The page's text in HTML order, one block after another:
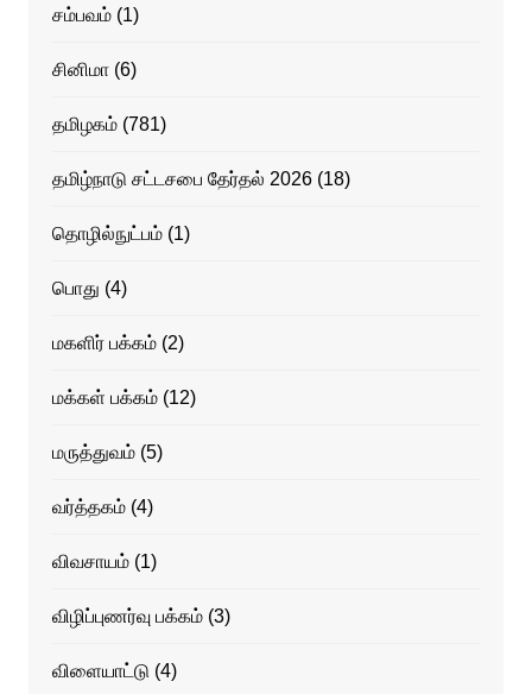
சம்பவம்(1)
சினிமா(6)
தமிழகம்(781)
தமிழ்நாடு சட்டசபை தேர்தல் 2026(18)
தொழில்நுட்பம்(1)
பொது (4)
மகளிர் பக்கம்(2)
மக்கள் பக்கம்(12)
மருத்துவம்(5)
வர்த்தகம்(4)
விவசாயம்(1)
விழிப்புணர்வு பக்கம்(3)
விளையாட்டு (4)